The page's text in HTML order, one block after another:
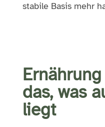
stabile Basis mehr
das, was
liegt